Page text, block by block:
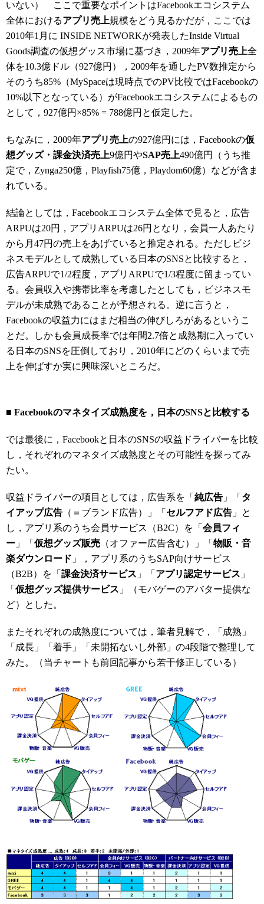
いない） ここで重要なポイントはFacebookエコシステム
全体におけるアプリ売上規模をどう見るかだが，ここでは
2010年1月に INSIDE NETWORKが発表したInside Virtual
Goods調査の仮想グッス市場に基づき，2009年アプリ売上全
体を10.3億ドル（927億円），2009年を通したPV数推定から
そのうち85%（MySpaceは現時点でのPV比較ではFacebookの
10%以下となっている）がFacebookエコシステムによるもの
として，927億円×85% = 788億円と仮定した。
ちなみに，2009年アプリ売上の927億円には，Facebookの仮
想グッズ・課金決済売上9億円やSAP売上490億円（うち推
定で，Zynga250億，Playfish75億，Playdom60億）などが含ま
れている。
結論としては，Facebookエコシステム全体で見ると，広告
ARPUは20円，アプリARPUは26円となり，会員一人あたり
から月47円の売上をあげていると推定される。ただしビジ
ネスモデルとして成熟している日本のSNSと比較すると，
広告ARPUで1/2程度，アプリARPUで1/3程度に留まってい
る。会員収入や携帯比率を考慮したとしても，ビジネスモ
デルが未成熟であることが予想される。逆に言うと，
Facebookの収益力にはまだ相当の伸びしろがあるというこ
とだ。しかも会員成長率では年間2.7倍と成熟期に入ってい
る日本のSNSを圧倒しており，2010年にどのくらいまで売
上を伸ばすか実に興味深いところだ。
■ Facebookのマネタイズ成熟度を，日本のSNSと比較する
では最後に，Facebookと日本のSNSの収益ドライバーを比較
し，それぞれのマネタイズ成熟度とその可能性を探ってみ
たい。
収益ドライバーの項目としては，広告系を「 純広告 」「 タ
イアップ広告 （＝ブランド広告）」「 セルフアド広告 」と
し，アプリ系のうち会員サービス（B2C）を「 会員フィ
ー 」「 仮想グッズ販売 （オファー広告含む）」「 物販・音
楽ダウンロード 」，アプリ系のうちSAP向けサービス
（B2B）を「 課金決済サービス 」「 アプリ認定サービス 」
「 仮想グッズ提供サービス 」（モバゲーのアバター提供な
ど）とした。
またそれぞれの成熟度については，筆者見解で，「成熟」
「成長」「着手」「未開拓ないし外部」の4段階で整理して
みた。（当チャートも前回記事から若干修正している）